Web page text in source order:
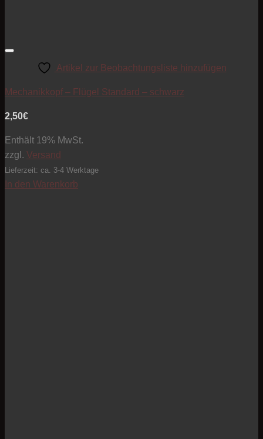
Artikel zur Beobachtungsliste hinzufügen
Mechanikkopf – Flügel Standard – schwarz
2,50€
Enthält 19% MwSt.
zzgl. Versand
Lieferzeit: ca. 3-4 Werktage
In den Warenkorb